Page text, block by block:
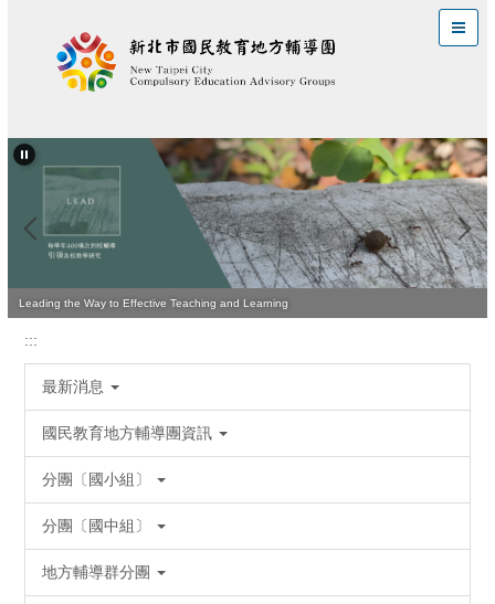
區
Leading the Way to Effective Teaching and Learning
:::
最新消息
國民教育地方輔導團資訊
分團〔國小組〕
分團〔國中組〕
地方輔導群分團